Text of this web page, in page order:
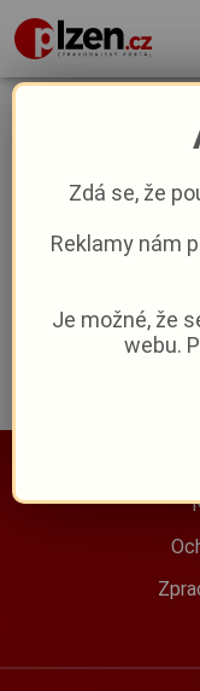
letní
5
záleží
Zdá se, že
Reklamy nám
Je možné, že
webu.